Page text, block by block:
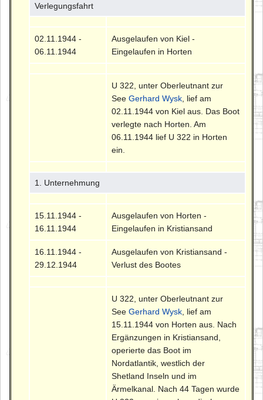
Verlegungsfahrt
02.11.1944 -
06.11.1944
Ausgelaufen von Kiel -
Eingelaufen in Horten
U 322, unter Oberleutnant zur
SeeGerhard Wysk , lief am
02.11.1944 von Kiel aus. Das Boot
verlegte nach Horten. Am
06.11.1944 lief U 322 in Horten
ein.
1. Unternehmung
15.11.1944 -
16.11.1944
Ausgelaufen von Horten -
Eingelaufen in Kristiansand
16.11.1944 -
29.12.1944
Ausgelaufen von Kristiansand -
Verlust des Bootes
U 322, unter Oberleutnant zur
SeeGerhard Wysk , lief am
15.11.1944 von Horten aus. Nach
Ergänzungen in Kristiansand,
operierte das Boot im
Nordatlantik, westlich der
Shetland Inseln und im
Ärmelkanal. Nach 44 Tagen wurde